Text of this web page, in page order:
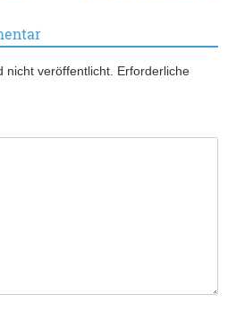
nicht veröffentlicht. Erforderliche